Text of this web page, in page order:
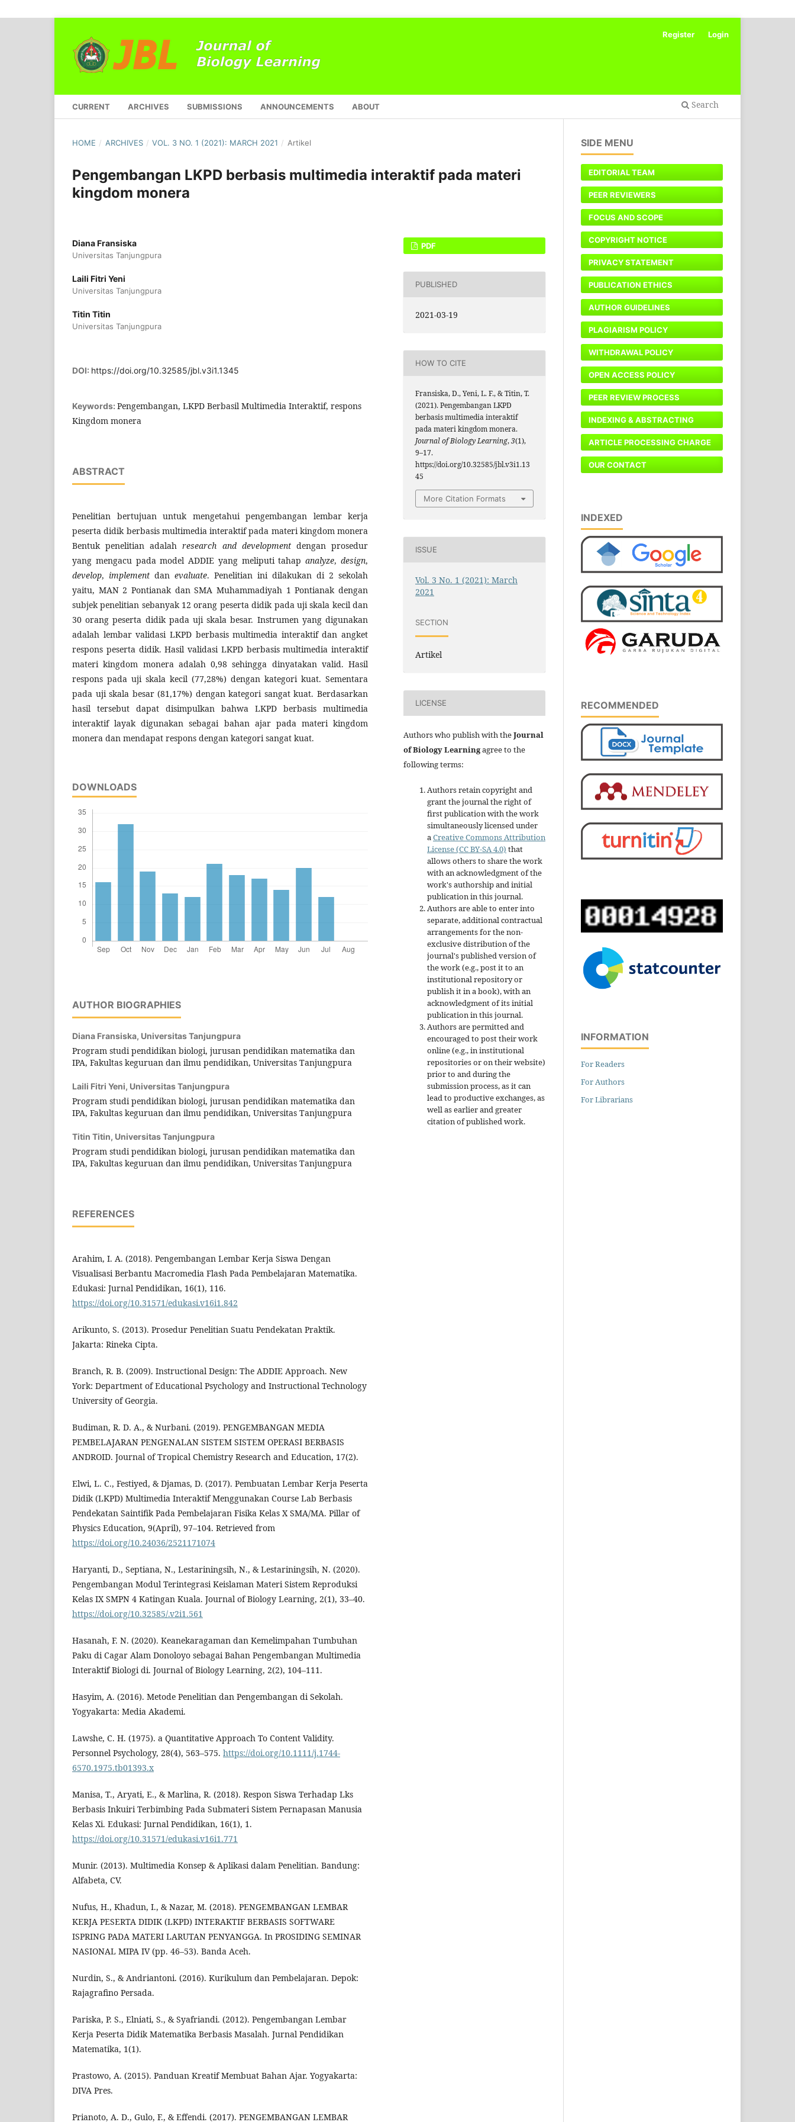
CURRENT ARCHIVES SUBMISSIONS ANNOUNCEMENTS ABOUT Search
Register Login
HOME / ARCHIVES / VOL. 3 NO. 1 (2021): MARCH 2021 / Artikel
Pengembangan LKPD berbasis multimedia interaktif pada materi
kingdom monera
Diana Fransiska
Universitas Tanjungpura
Laili Fitri Yeni
Universitas Tanjungpura
Titin Titin
Universitas Tanjungpura
DOI: https://doi.org/10.32585/jbl.v3i1.1345
Keywords: Pengembangan, LKPD Berbasil Multimedia Interaktif, respons
Kingdom monera
ABSTRACT
Penelitian bertujuan untuk mengetahui pengembangan lembar kerja
peserta didik berbasis multimedia interaktif pada materi kingdom monera
Bentuk penelitian adalahresearch and developmentdengan prosedur
yang mengacu pada model ADDIE yang meliputi tahapanalyze,design,
develop, implement dan evaluate. Penelitian ini dilakukan di 2 sekolah
yaitu, MAN 2 Pontianak dan SMA Muhammadiyah 1 Pontianak dengan
subjek penelitian sebanyak 12 orang peserta didik pada uji skala kecil dan
30 orang peserta didik pada uji skala besar. Instrumen yang digunakan
adalah lembar validasi LKPD berbasis multimedia interaktif dan angket
respons peserta didik. Hasil validasi LKPD berbasis multimedia interaktif
materi kingdom monera adalah 0,98 sehingga dinyatakan valid. Hasil
respons pada uji skala kecil (77,28%) dengan kategori kuat. Sementara
pada uji skala besar (81,17%) dengan kategori sangat kuat. Berdasarkan
hasil tersebut dapat disimpulkan bahwa LKPD berbasis multimedia
interaktif layak digunakan sebagai bahan ajar pada materi kingdom
monera dan mendapat respons dengan kategori sangat kuat.
DOWNLOADS
AUTHOR BIOGRAPHIES
Diana Fransiska, Universitas Tanjungpura
Program studi pendidikan biologi, jurusan pendidikan matematika dan
IPA, Fakultas keguruan dan ilmu pendidikan, Universitas Tanjungpura
Laili Fitri Yeni, Universitas Tanjungpura
Program studi pendidikan biologi, jurusan pendidikan matematika dan
IPA, Fakultas keguruan dan ilmu pendidikan, Universitas Tanjungpura
Titin Titin, Universitas Tanjungpura
Program studi pendidikan biologi, jurusan pendidikan matematika dan
IPA, Fakultas keguruan dan ilmu pendidikan, Universitas Tanjungpura
REFERENCES
Arahim, I. A. (2018). Pengembangan Lembar Kerja Siswa Dengan
Visualisasi Berbantu Macromedia Flash Pada Pembelajaran Matematika.
Edukasi: Jurnal Pendidikan, 16(1), 116.
https://doi.org/10.31571/edukasi.v16i1.842
Arikunto, S. (2013). Prosedur Penelitian Suatu Pendekatan Praktik.
Jakarta: Rineka Cipta.
Branch, R. B. (2009). Instructional Design: The ADDIE Approach. New
York: Department of Educational Psychology and Instructional Technology
University of Georgia.
Budiman, R. D. A., & Nurbani. (2019). PENGEMBANGAN MEDIA
PEMBELAJARAN PENGENALAN SISTEM SISTEM OPERASI BERBASIS
ANDROID. Journal of Tropical Chemistry Research and Education, 17(2).
Elwi, L. C., Festiyed, & Djamas, D. (2017). Pembuatan Lembar Kerja Peserta
Didik (LKPD) Multimedia Interaktif Menggunakan Course Lab Berbasis
Pendekatan Saintifik Pada Pembelajaran Fisika Kelas X SMA/MA. Pillar of
Physics Education, 9(April), 97–104. Retrieved from
https://doi.org/10.24036/2521171074
Haryanti, D., Septiana, N., Lestariningsih, N., & Lestariningsih, N. (2020).
Pengembangan Modul Terintegrasi Keislaman Materi Sistem Reproduksi
Kelas IX SMPN 4 Katingan Kuala. Journal of Biology Learning, 2(1), 33–40.
https://doi.org/10.32585/.v2i1.561
Hasanah, F. N. (2020). Keanekaragaman dan Kemelimpahan Tumbuhan
Paku di Cagar Alam Donoloyo sebagai Bahan Pengembangan Multimedia
Interaktif Biologi di. Journal of Biology Learning, 2(2), 104–111.
Hasyim, A. (2016). Metode Penelitian dan Pengembangan di Sekolah.
Yogyakarta: Media Akademi.
Lawshe, C. H. (1975). a Quantitative Approach To Content Validity.
Personnel Psychology, 28(4), 563–575. https://doi.org/10.1111/j.1744-
6570.1975.tb01393.x
Manisa, T., Aryati, E., & Marlina, R. (2018). Respon Siswa Terhadap Lks
Berbasis Inkuiri Terbimbing Pada Submateri Sistem Pernapasan Manusia
Kelas Xi. Edukasi: Jurnal Pendidikan, 16(1), 1.
https://doi.org/10.31571/edukasi.v16i1.771
Munir. (2013). Multimedia Konsep & Aplikasi dalam Penelitian. Bandung:
Alfabeta, CV.
Nufus, H., Khadun, I., & Nazar, M. (2018). PENGEMBANGAN LEMBAR
KERJA PESERTA DIDIK (LKPD) INTERAKTIF BERBASIS SOFTWARE
ISPRING PADA MATERI LARUTAN PENYANGGA. In PROSIDING SEMINAR
NASIONAL MIPA IV (pp. 46–53). Banda Aceh.
Nurdin, S., & Andriantoni. (2016). Kurikulum dan Pembelajaran. Depok:
Rajagrafino Persada.
Pariska, P. S., Elniati, S., & Syafriandi. (2012). Pengembangan Lembar
Kerja Peserta Didik Matematika Berbasis Masalah. Jurnal Pendidikan
Matematika, 1(1).
Prastowo, A. (2015). Panduan Kreatif Membuat Bahan Ajar. Yogyakarta:
DIVA Pres.
Prianoto, A. D., Gulo, F., & Effendi. (2017). PENGEMBANGAN LEMBAR
PDF
PUBLISHED
2021-03-19
HOW TO CITE
Fransiska, D., Yeni, L. F., & Titin, T.
(2021). Pengembangan LKPD
berbasis multimedia interaktif
pada materi kingdom monera.
Journal of Biology Learning,3(1),
9–17.
https://doi.org/10.32585/jbl.v3i1.13
45
More Citation Formats
ISSUE
Vol. 3 No. 1 (2021): March
2021
SECTION
Artikel
LICENSE
Authors who publish with theJournal
of Biology Learningagree to the
following terms:
Authors retain copyright and
grant the journal the right of
first publication with the work
simultaneously licensed under
aCreative Commons Attribution
License (CC BY-SA 4.0) that
allows others to share the work
with an acknowledgment of the
work's authorship and initial
publication in this journal.
Authors are able to enter into
separate, additional contractual
arrangements for the non-
exclusive distribution of the
journal's published version of
the work (e.g., post it to an
institutional repository or
publish it in a book), with an
acknowledgment of its initial
publication in this journal.
Authors are permitted and
encouraged to post their work
online (e.g., in institutional
repositories or on their website)
prior to and during the
submission process, as it can
lead to productive exchanges, as
well as earlier and greater
citation of published work.
SIDE MENU
EDITORIAL TEAM
PEER REVIEWERS
FOCUS AND SCOPE
COPYRIGHT NOTICE
PRIVACY STATEMENT
PUBLICATION ETHICS
AUTHOR GUIDELINES
PLAGIARISM POLICY
WITHDRAWAL POLICY
OPEN ACCESS POLICY
PEER REVIEW PROCESS
INDEXING & ABSTRACTING
ARTICLE PROCESSING CHARGE
OUR CONTACT
INDEXED
RECOMMENDED
INFORMATION
For Readers
For Authors
For Librarians